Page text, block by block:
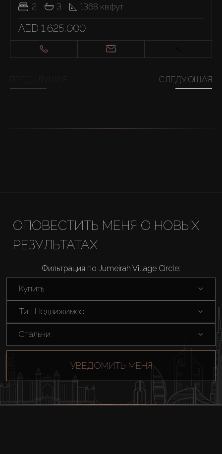
2
3 1368 кв.фут
AED 1,625,000
СЛЕДУЮЩАЯ
ОПОВЕСТИТЬ МЕНЯ О НОВЫХ
РЕЗУЛЬТАТАХ
Фильтрация по Jumeirah Village Circle:
Купить
Тип Недвижимост ...
Спальни
УВЕДОМИТЬ МЕНЯ